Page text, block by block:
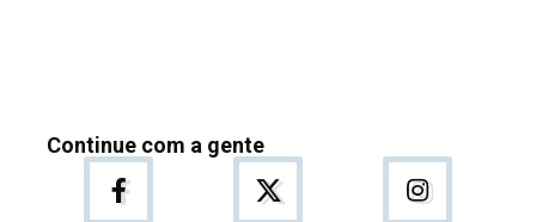
Continue com a gente